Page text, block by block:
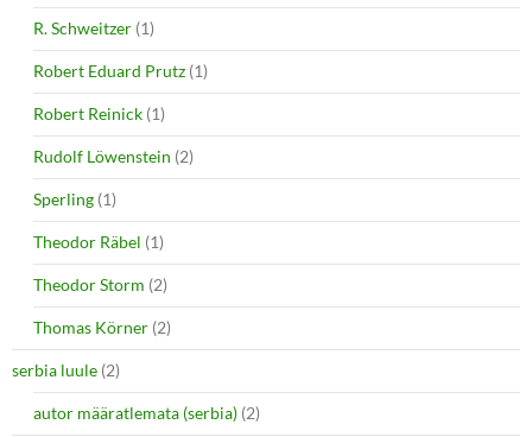
R. Schweitzer (1)
Robert Eduard Prutz (1)
Robert Reinick (1)
Rudolf Löwenstein (2)
Sperling (1)
Theodor Räbel (1)
Theodor Storm (2)
Thomas Körner (2)
serbia luule (2)
autor määratlemata (serbia) (2)